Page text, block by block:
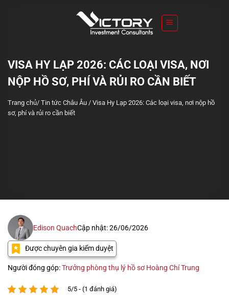
VISA HY LẠP 2026: CÁC LOẠI VISA, NƠI
NỘP HỒ SƠ, PHÍ VÀ RỦI RO CẦN BIẾT
Trang chủ/ Tin tức Châu Âu / Visa Hy Lạp 2026: Các loại visa, nơi nộp hồ
sơ, phí và rủi ro cần biết
Edison QuachCập nhật: 26/06/2026
Được chuyên gia kiểm duyệt
Người đóng góp:Trưởng phòng thụ lý hồ sơ Hoàng Chí Trung
5/5 - (1 đánh giá)